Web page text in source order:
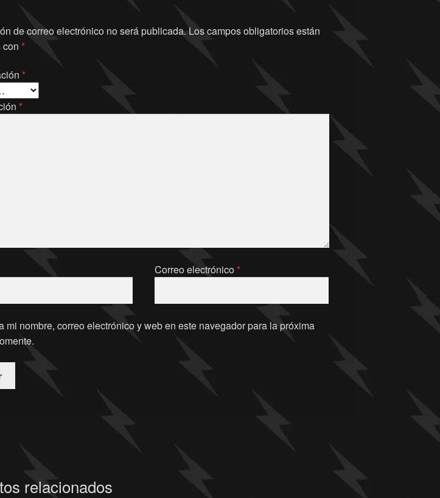
de correo electrónico no será publicada.Los campos obligatorios están
con *
*
*
Correo electrónico*
mi nombre, correo electrónico y web en este navegador para la próxima
relacionados